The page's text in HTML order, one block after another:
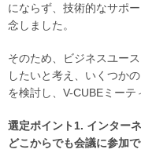
にならず、技術的なサポ
念しました。
そのため、ビジネスユー
したいと考え、いくつか
を検討し、V-CUBEミーテ
選定ポイント1. インター
どこからでも会議に参加